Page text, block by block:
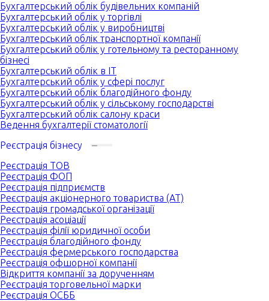
Бухгалтерський облік будівельних компаній
Бухгалтерський облік у торгівлі
Бухгалтерський облік у виробництві
Бухгалтерський облік транспортної компанії
Бухгалтерський облік у готельному та ресторанному
бізнесі
Бухгалтерський облік в IT
Бухгалтерський облік у сфері послуг
Бухгалтерський облік благодійного фонду
Бухгалтерський облік у сільському господарстві
Бухгалтерський облік салону краси
Ведення бухгалтерії стоматології
Реєстрація бізнесу
Реєстрація ТОВ
Реєстрація ФОП
Реєстрація підприємств
Реєстрація акціонерного товариства (АТ)
Реєстрація громадської організації
Реєстрація асоціації
Реєстрація філії юридичної особи
Реєстрація благодійного фонду
Реєстрація фермерського господарства
Реєстрація офшорної компанії
Відкриття компанії за дорученням
Реєстрація торговельної марки
Реєстрація ОСББ